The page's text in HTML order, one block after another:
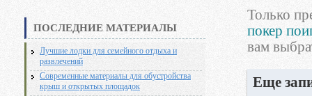
ПОСЛЕДНИЕ МАТЕРИАЛЫ
Лучшие лодки для семейного отдыха и
развлечений
Современные материалы для обустройства
крыш и открытых площадок
Только
покер
вам
Еще